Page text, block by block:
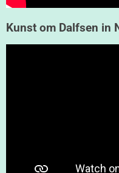
Kunst om Dalfsen in